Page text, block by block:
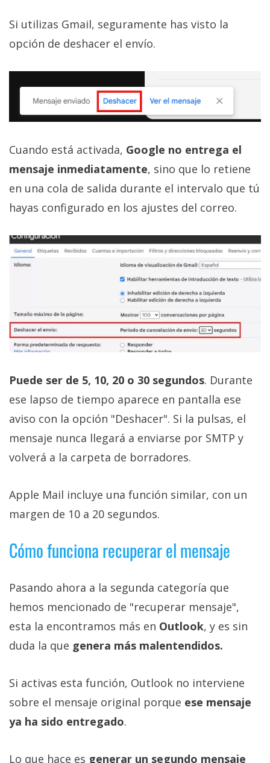
Si utilizas Gmail, seguramente has visto la
opción de deshacer el envío.
Cuando está activada, Google no entrega el
mensaje inmediatamente, sino que lo retiene
en una cola de salida durante el intervalo que tú
hayas configurado en los ajustes del correo.
Puede ser de 5, 10, 20 o 30 segundos. Durante
ese lapso de tiempo aparece en pantalla ese
aviso con la opción "Deshacer". Si la pulsas, el
mensaje nunca llegará a enviarse por SMTP y
volverá a la carpeta de borradores.
Apple Mail incluye una función similar, con un
margen de 10 a 20 segundos.
Cómo funciona recuperar el mensaje
Pasando ahora a la segunda categoría que
hemos mencionado de "recuperar mensaje",
esta la encontramos más en Outlook, y es sin
duda la que genera más malentendidos.
Si activas esta función, Outlook no interviene
sobre el mensaje original porque ese mensaje
ya ha sido entregado.
Lo que hace es generar un segundo mensaje